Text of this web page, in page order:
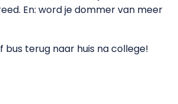
En: word je dommer van meer
terug naar huis na college!